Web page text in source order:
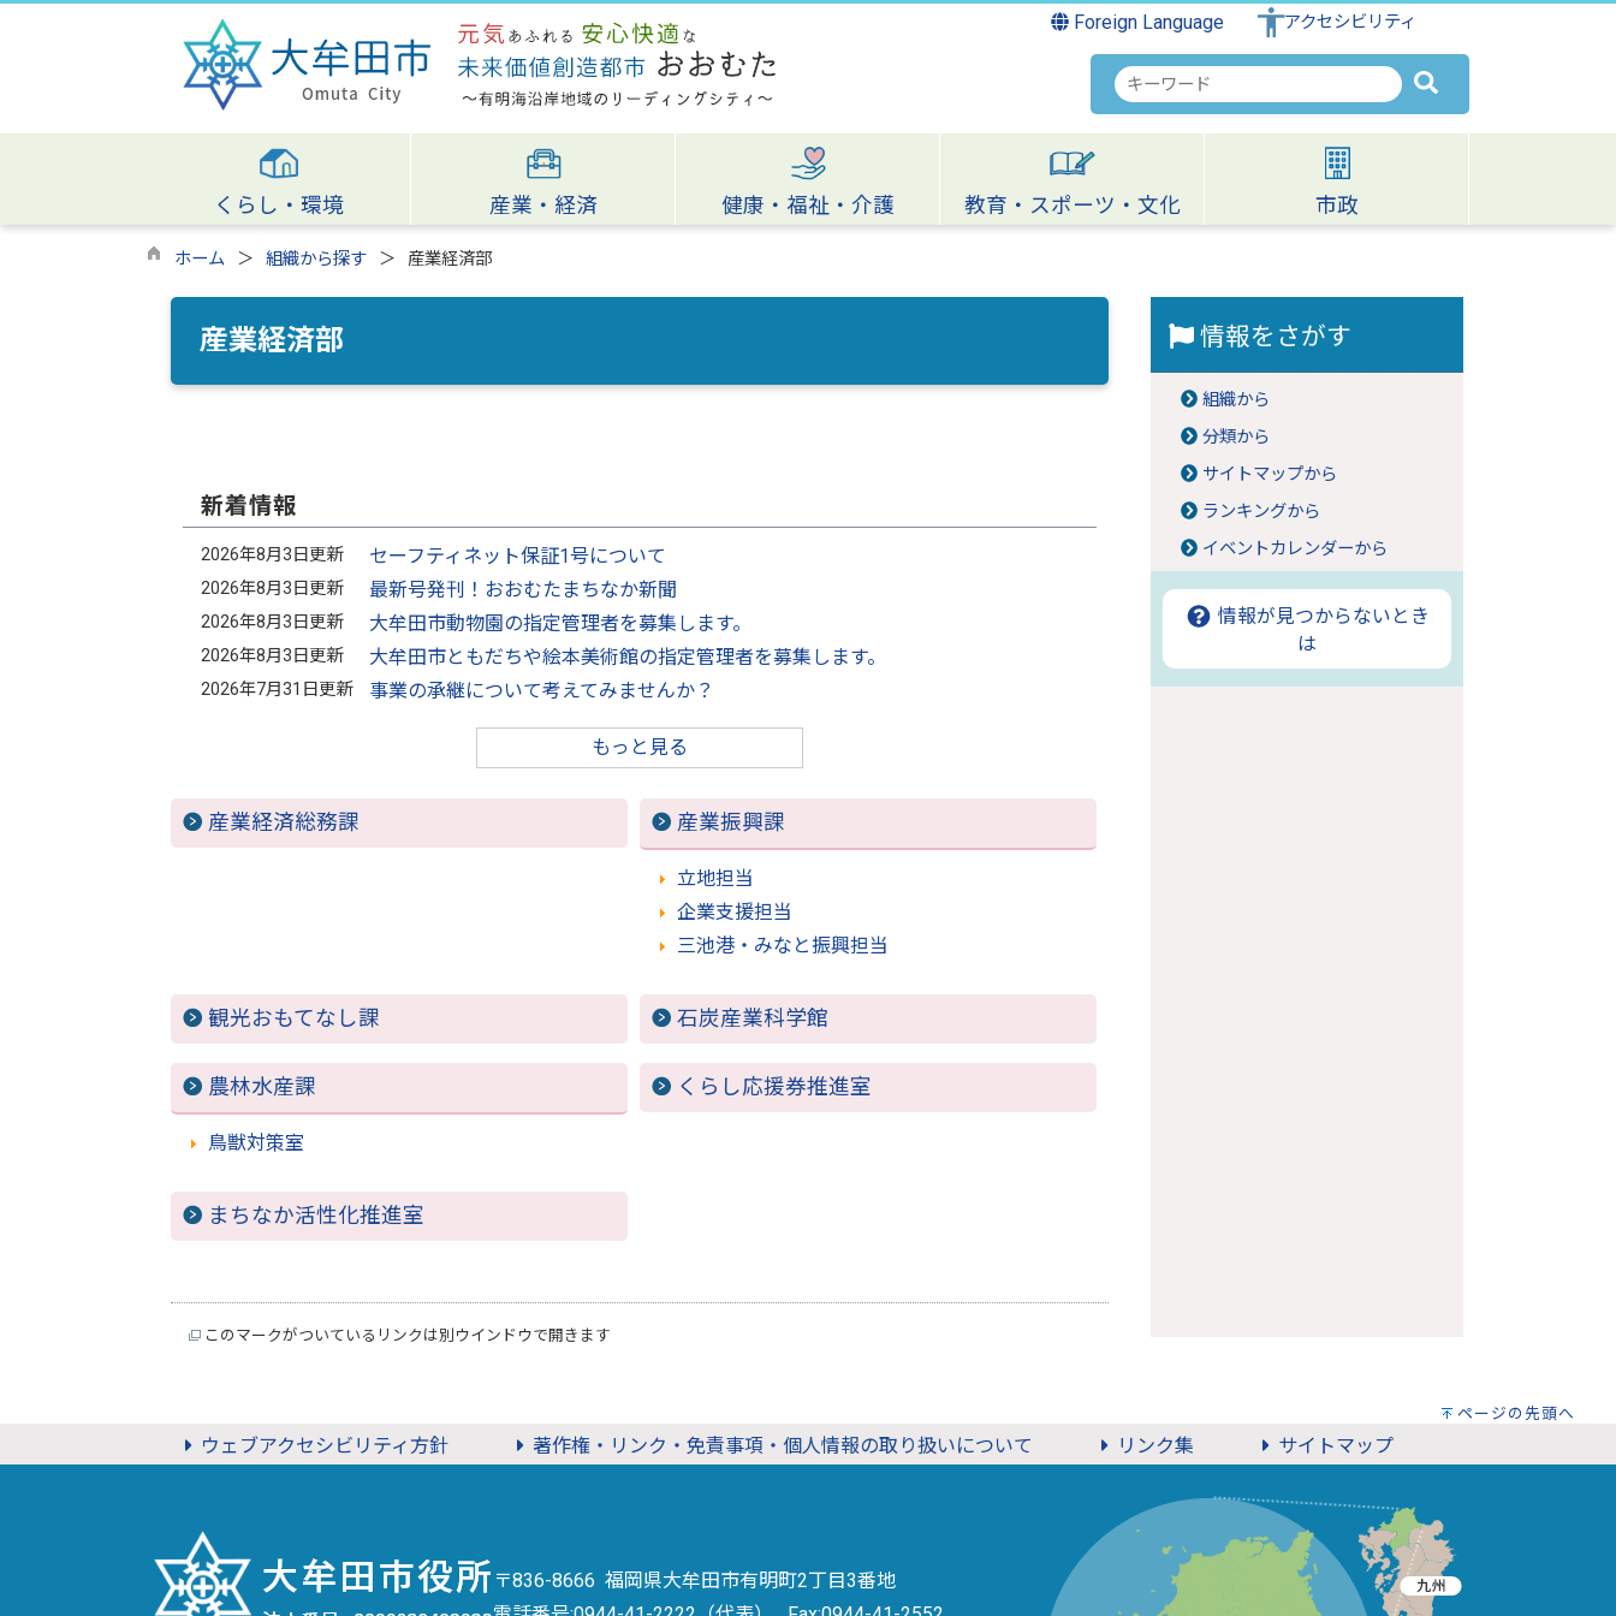
Foreign Language アクセシビリティ
検
索
キ
ワ
ー
くらし・環境 産業・経済 健康・福祉・介護 教育・スポーツ・文化 市政
ホーム 組織から探す 産業経済部
産業経済部
新着情報
2026年8月3日更新 セーフティネット保証1号について
2026年8月3日更新 最新号発刊！おおむたまちなか新聞
2026年8月3日更新 大牟田市動物園の指定管理者を募集します。
2026年8月3日更新 大牟田市ともだちや絵本美術館の指定管理者を募集します。
2026年7月31日更新 事業の承継について考えてみませんか？
もっと見る
産業経済総務課 産業振興課
立地担当
企業支援担当
三池港・みなと振興担当
観光おもてなし課 石炭産業科学館
農林水産課
鳥獣対策室
くらし応援券推進室
まちなか活性化推進室
このマークがついているリンクは別ウインドウで開きます
情報をさがす
組織から
分類から
サイトマップから
ランキングから
イベントカレンダーから
情報が見つからないとき
は
ページの先頭へ
ウェブアクセシビリティ方針 著作権・リンク・免責事項・個人情報の取り扱いについて リンク集 サイトマップ
〒836-8666 福岡県大牟田市有明町2丁目3番地